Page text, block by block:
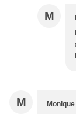
M
M Monique